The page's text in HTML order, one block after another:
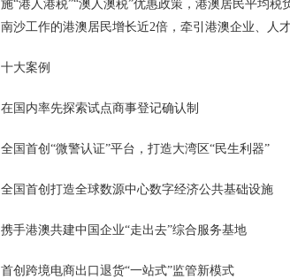
施“港人港税”“澳人澳税”优惠政策，港澳居民平均
南沙工作的港澳居民增长近2倍，牵引港澳企业、人才
十大案例
在国内率先探索试点商事登记确认制
全国首创“微警认证”平台，打造大湾区“民生利器”
全国首创打造全球数源中心数字经济公共基础设施
携手港澳共建中国企业“走出去”综合服务基地
首创跨境电商出口退货“一站式”监管新模式